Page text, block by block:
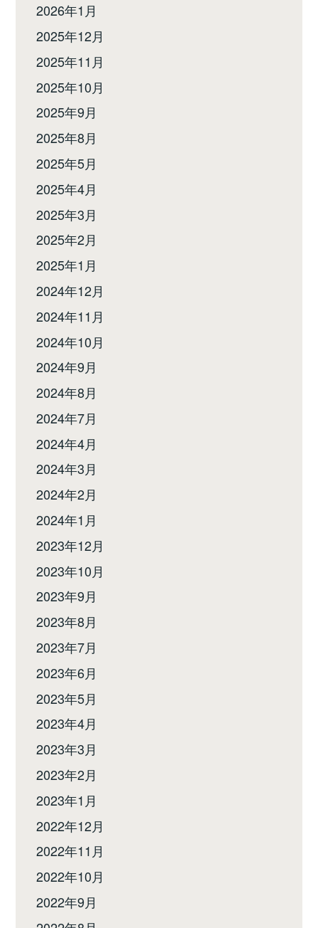
2026年1月
2025年12月
2025年11月
2025年10月
2025年9月
2025年8月
2025年5月
2025年4月
2025年3月
2025年2月
2025年1月
2024年12月
2024年11月
2024年10月
2024年9月
2024年8月
2024年7月
2024年4月
2024年3月
2024年2月
2024年1月
2023年12月
2023年10月
2023年9月
2023年8月
2023年7月
2023年6月
2023年5月
2023年4月
2023年3月
2023年2月
2023年1月
2022年12月
2022年11月
2022年10月
2022年9月